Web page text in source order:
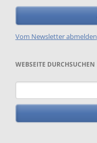
Vom Newsletter abmelden
WEBSEITE DURCHSUCHEN
Suchbegriffe